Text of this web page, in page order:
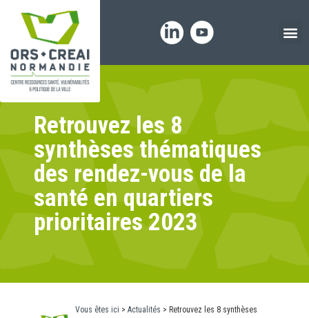
Retrouvez les 8
synthèses thématiques
des rendez-vous de la
santé en quartiers
prioritaires 2023
Vous êtes ici > Actualités > Retrouvez les 8 synthèses
Panneau de gestion des cookies